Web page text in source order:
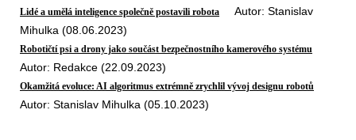
Lidé a umělá inteligence společně postavili robota Autor: Stanislav
Mihulka (08.06.2023)
Robotičtí psi a drony jako součást bezpečnostního kamerového systému
Autor: Redakce (22.09.2023)
Okamžitá evoluce: AI algoritmus extrémně zrychlil vývoj designu robotů
Autor: Stanislav Mihulka (05.10.2023)